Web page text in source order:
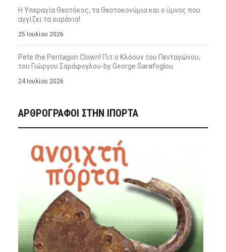
Η Υπεραγία Θεοτόκος, τα Θεοτοκονύμια και ο ύμνος που
αγγίζει τα ουράνια!
25 Ιουλίου 2026
Pete the Pentagon Clown! Πιτ ο Κλόουν του Πενταγώνου,
του Γιώργου Σαράφογλου-by George Sarafoglou
24 Ιουλίου 2026
ΑΡΘΡΟΓΡΑΦΟΙ ΣΤΗΝ IΠΟΡΤΑ